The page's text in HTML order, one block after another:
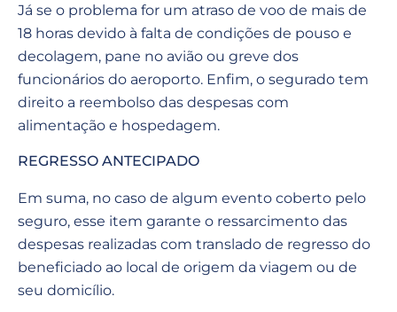
Já se o problema for um atraso de voo de mais de
18 horas devido à falta de condições de pouso e
decolagem, pane no avião ou greve dos
funcionários do aeroporto. Enfim, o segurado tem
direito a reembolso das despesas com
alimentação e hospedagem.
REGRESSO ANTECIPADO
Em suma, no caso de algum evento coberto pelo
seguro, esse item garante o ressarcimento das
despesas realizadas com translado de regresso do
beneficiado ao local de origem da viagem ou de
seu domicílio.